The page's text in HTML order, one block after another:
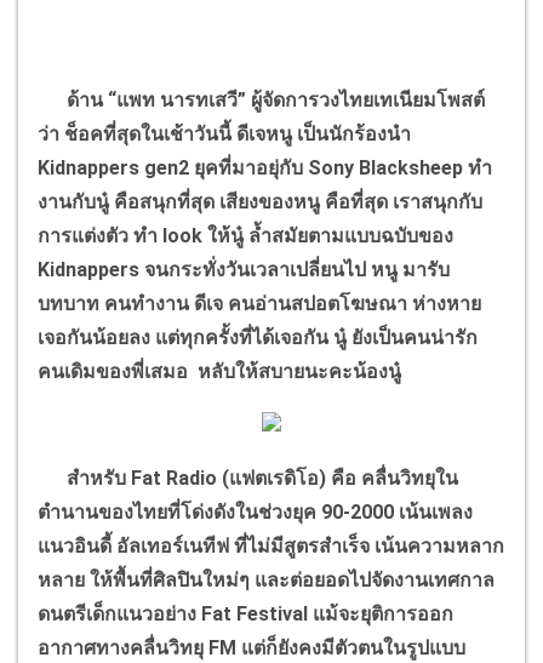
ด้าน “แพท นารทเสวี” ผู้จัดการวงไทยเทเนียมโพสต์
ว่า ช็อคที่สุดในเช้าวันนี้ ดีเจหนู เป็นนักร้องนำ
Kidnappers gen2 ยุคที่มาอยุ่กับ Sony Blacksheep ทำ
งานกับนู๋ คือสนุกที่สุด เสียงของหนู คือที่สุด เราสนุกกับ
การแต่งตัว ทำ look ให้นู๋ ล้ำสมัยตามแบบฉบับของ
Kidnappers จนกระทั่งวันเวลาเปลี่ยนไป หนู มารับ
บทบาท คนทำงาน ดีเจ คนอ่านสปอตโฆษณา ห่างหาย
เจอกันน้อยลง แต่ทุกครั้งที่ได้เจอกัน นู๋ ยังเป็นคนน่ารัก
คนเดิมของพี่เสมอ หลับให้สบายนะคะน้องนู๋
สำหรับ Fat Radio (แฟตเรดิโอ) คือ คลื่นวิทยุใน
ตำนานของไทยที่โด่งดังในช่วงยุค 90-2000 เน้นเพลง
แนวอินดี้ อัลเทอร์เนทีฟ ที่ไม่มีสูตรสำเร็จ เน้นความหลาก
หลาย ให้พื้นที่ศิลปินใหม่ๆ และต่อยอดไปจัดงานเทศกาล
ดนตรีเด็กแนวอย่าง Fat Festival แม้จะยุติการออก
อากาศทางคลื่นวิทยุ FM แต่ก็ยังคงมีตัวตนในรูปแบบ